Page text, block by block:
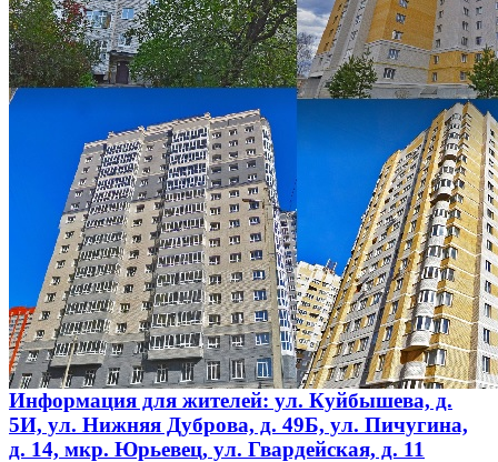
Информация для жителей: ул. Куйбышева, д.
5И, ул. Нижняя Дуброва, д. 49Б, ул. Пичугина,
д. 14, мкр. Юрьевец, ул. Гвардейская, д. 11